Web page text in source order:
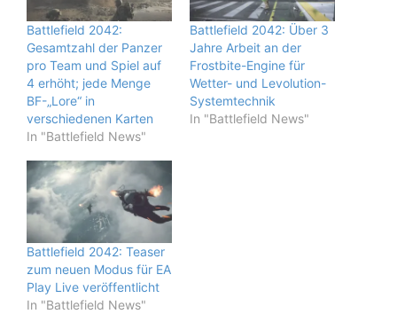
Battlefield 2042:
Gesamtzahl der Panzer
pro Team und Spiel auf
4 erhöht; jede Menge
BF-„Lore“ in
verschiedenen Karten
In "Battlefield News"
Battlefield 2042: Über 3
Jahre Arbeit an der
Frostbite-Engine für
Wetter- und Levolution-
Systemtechnik
In "Battlefield News"
Battlefield 2042: Teaser
zum neuen Modus für EA
Play Live veröffentlicht
In "Battlefield News"